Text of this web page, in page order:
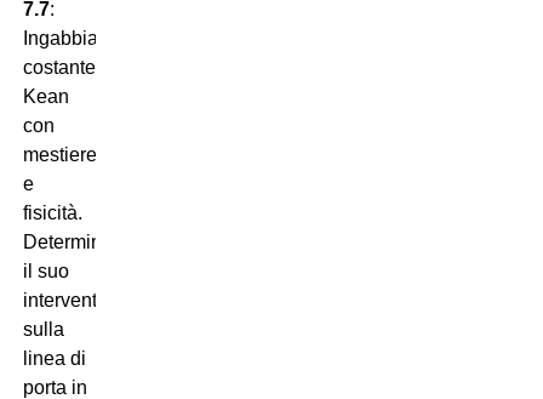
7.7:
Ingabbia
costantemente
Kean
con
mestiere
e
fisicità.
Determinante
il suo
intervento
sulla
linea di
porta in